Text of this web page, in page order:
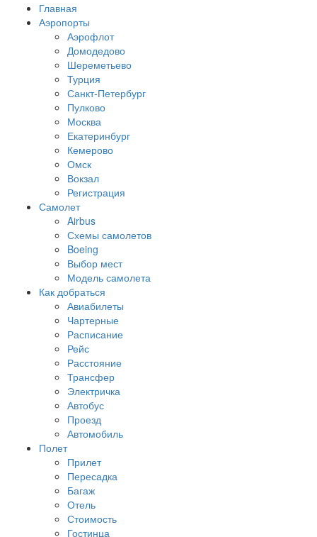
Главная
Аэропорты
Аэрофлот
Домодедово
Шереметьево
Турция
Санкт-Петербург
Пулково
Москва
Екатеринбург
Кемерово
Омск
Вокзал
Регистрация
Самолет
Airbus
Схемы самолетов
Boeing
Выбор мест
Модель самолета
Как добраться
Авиабилеты
Чартерные
Расписание
Рейс
Расстояние
Трансфер
Электричка
Автобус
Проезд
Автомобиль
Полет
Прилет
Пересадка
Багаж
Отель
Стоимость
Гостинца